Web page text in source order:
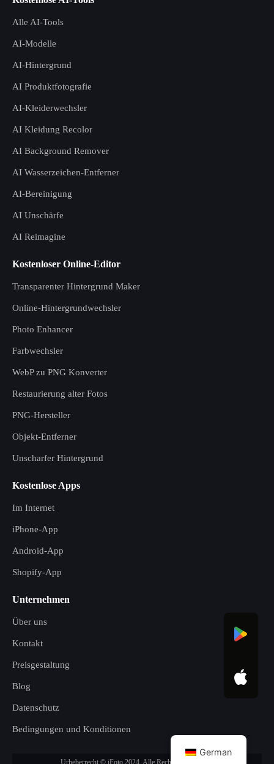
Alle AI-Tools
AI-Modelle
AI-Hintergrund
AI Produktfotografie
AI-Kleiderwechsler
AI Kleidung Recolor
AI Background Remover
AI Wasserzeichen-Entferner
AI-Bereinigung
AI Unschärfe
AI Reimagine
Kostenloser Online-Editor
Transparenter Hintergrund Maker
Online-Hintergrundwechsler
Photo Enhancer
Farbwechsler
WebP zu PNG Konverter
Restaurierung alter Fotos
PNG-Hersteller
Objekt-Entferner
Unscharfer Hintergrund
Kostenlose Apps
Im Internet
iPhone-App
Android-App
Shopify-App
Unternehmen
Über uns
Kontakt
Preisgestaltung
Blog
Datenschutz
Bedingungen und Konditionen
German